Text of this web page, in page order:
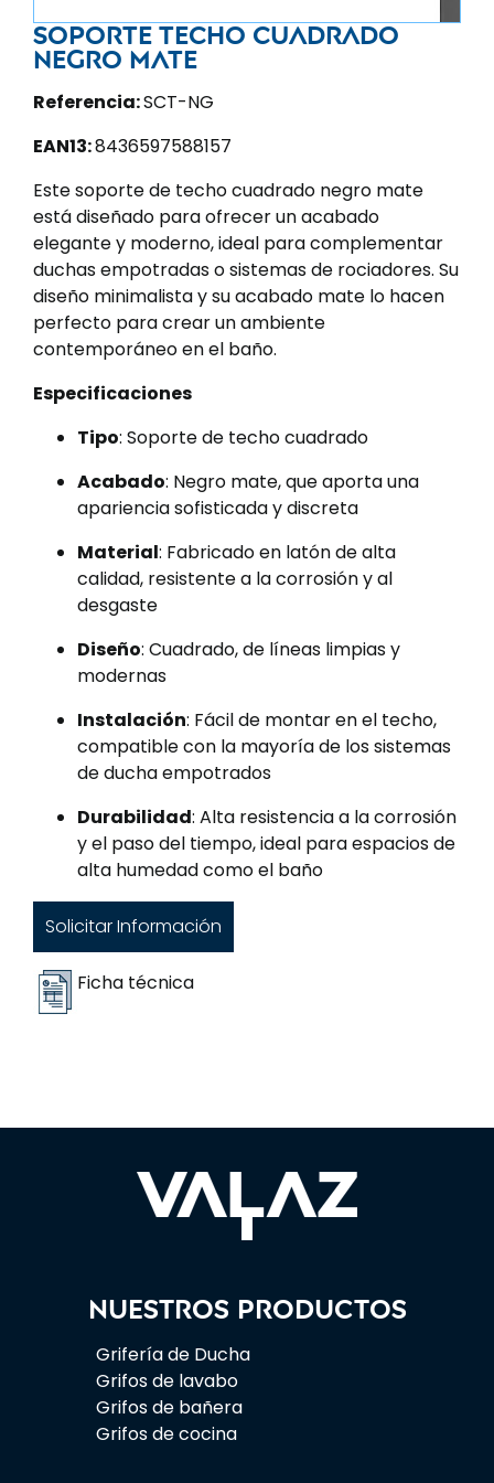
Soporte techo cuadrado
negro mate
Referencia:SCT-NG
EAN13:8436597588157
Este soporte de techo cuadrado negro mate
está diseñado para ofrecer un acabado
elegante y moderno, ideal para complementar
duchas empotradas o sistemas de rociadores. Su
diseño minimalista y su acabado mate lo hacen
perfecto para crear un ambiente
contemporáneo en el baño.
Especificaciones
Tipo: Soporte de techo cuadrado
Acabado: Negro mate, que aporta una
apariencia sofisticada y discreta
Material: Fabricado en latón de alta
calidad, resistente a la corrosión y al
desgaste
Diseño: Cuadrado, de líneas limpias y
modernas
Instalación: Fácil de montar en el techo,
compatible con la mayoría de los sistemas
de ducha empotrados
Durabilidad: Alta resistencia a la corrosión
y el paso del tiempo, ideal para espacios de
alta humedad como el baño
Solicitar Información
Ficha técnica
Nuestros productos
Grifería de Ducha
Grifos de lavabo
Grifos de bañera
Grifos de cocina